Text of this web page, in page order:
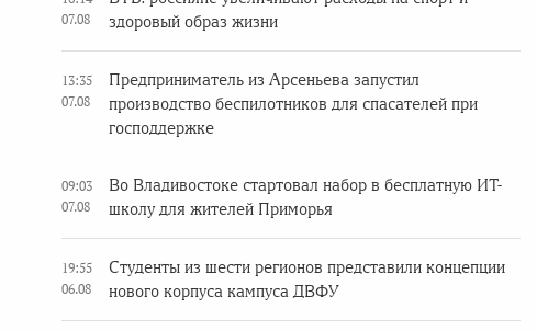
07.08
здоровый образ жизни
13:35
07.08
Предприниматель из Арсеньева запустил
производство беспилотников для спасателей при
господдержке
09:03
07.08
Во Владивостоке стартовал набор в бесплатную ИТ-
школу для жителей Приморья
19:55
06.08
Студенты из шести регионов представили концепции
нового корпуса кампуса ДВФУ